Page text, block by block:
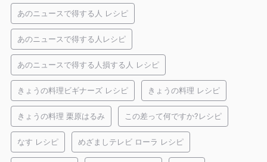
あのニュースで得する人 レシピ
あのニュースで得する人レシピ
あのニュースで得する人損する人 レシピ
きょうの料理ビギナーズ レシピ きょうの料理 レシピ
きょうの料理 栗原はるみ この差って何ですか?レシピ
なす レシピ めざましテレビ ローラ レシピ